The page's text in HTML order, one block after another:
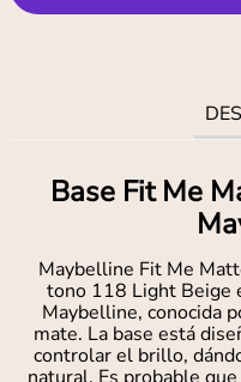
Base Fit Me
Maybelline Fit Me
tono 118 Light Beige
Maybelline, conocida
mate. La base está
controlar el brillo,